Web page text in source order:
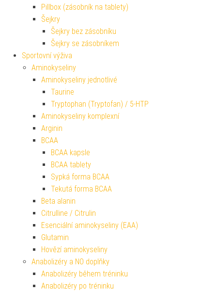
Pillbox (zásobník na tablety)
Šejkry
Šejkry bez zásobníku
Šejkry se zásobníkem
Sportovní výživa
Aminokyseliny
Aminokyseliny jednotlivé
Taurine
Tryptophan (Tryptofan) / 5-HTP
Aminokyseliny komplexní
Arginin
BCAA
BCAA kapsle
BCAA tablety
Sypká forma BCAA
Tekutá forma BCAA
Beta alanin
Citrulline / Citrulin
Esenciální aminokyseliny (EAA)
Glutamin
Hovězí aminokyseliny
Anabolizéry a NO doplňky
Anabolizéry během tréninku
Anabolizéry po tréninku